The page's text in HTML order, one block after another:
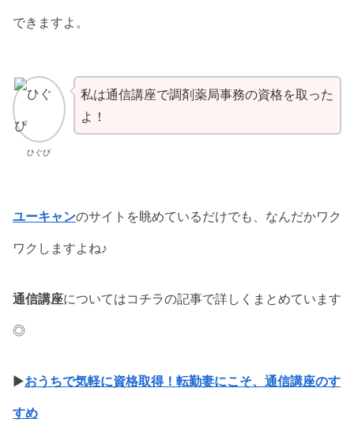
できますよ。
ひぐぴ
私は通信講座で調剤薬局事務の資格を取った
よ！
ユーキャンのサイトを眺めているだけでも、なんだかワク
ワクしますよね♪
通信講座についてはコチラの記事で詳しくまとめています
◎
▶おうちで気軽に資格取得！転勤妻にこそ、通信講座のす
すめ